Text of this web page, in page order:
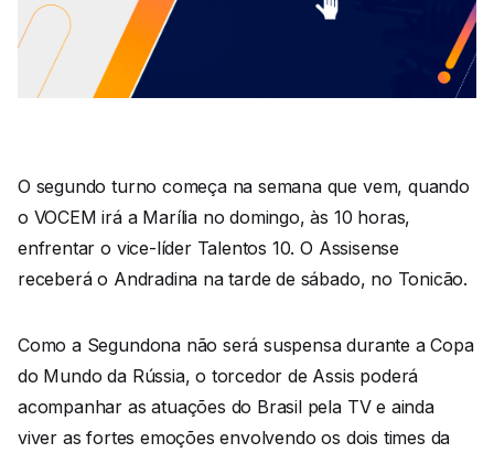
O segundo turno começa na semana que vem, quando
o VOCEM irá a Marília no domingo, às 10 horas,
enfrentar o vice-líder Talentos 10. O Assisense
receberá o Andradina na tarde de sábado, no Tonicão.
Como a Segundona não será suspensa durante a Copa
do Mundo da Rússia, o torcedor de Assis poderá
acompanhar as atuações do Brasil pela TV e ainda
viver as fortes emoções envolvendo os dois times da